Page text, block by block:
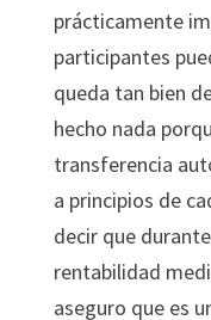
prácticamente
participantes
queda tan bien
hecho nada
transferencia
a principios de
decir que
rentabilidad
aseguro que es